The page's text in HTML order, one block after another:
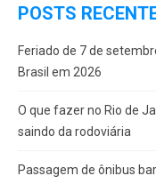
POSTS
Feriado de 7 de
Brasil em 2026
O que fazer no Rio de
saindo da rodoviária
Passagem de ônibus